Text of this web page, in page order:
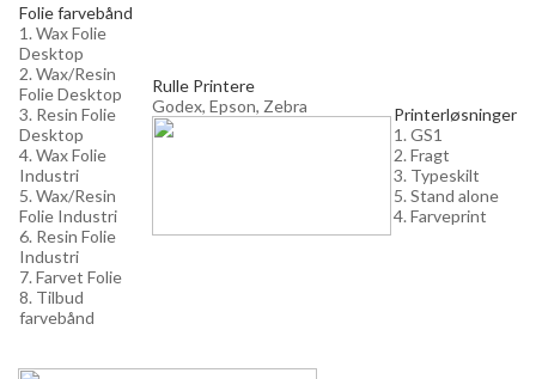
Folie farvebånd
1. Wax Folie
Desktop
2. Wax/Resin
Folie Desktop
3. Resin Folie
Desktop
4. Wax Folie
Industri
5. Wax/Resin
Folie Industri
6. Resin Folie
Industri
7. Farvet Folie
8. Tilbud
farvebånd
Rulle Printere
Godex, Epson, Zebra
Printerløsninger
1. GS1
2. Fragt
3. Typeskilt
5. Stand alone
4. Farveprint